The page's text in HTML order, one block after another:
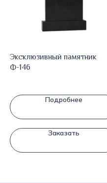
Эксклюзивный памятник
Ф-146
Подробнее
Заказать